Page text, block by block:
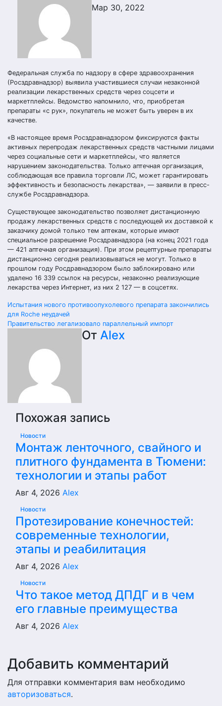
Мар 30, 2022
Федеральная служба по надзору в сфере здравоохранения
(Росздравнадзор) выявила участившиеся случаи незаконной
реализации лекарственных средств через соцсети и
маркетплейсы. Ведомство напомнило, что, приобретая
препараты «с рук», покупатель не может быть уверен в их
качестве.
«В настоящее время Росздравнадзором фиксируются факты
активных перепродаж лекарственных средств частными лицами
через социальные сети и маркетплейсы, что является
нарушением законодательства. Только аптечная организация,
соблюдающая все правила торговли ЛС, может гарантировать
эффективность и безопасность лекарства», — заявили в пресс-
службе Росздравнадзора.
Существующее законодательство позволяет дистанционную
продажу лекарственных средств с последующей их доставкой к
заказчику домой только тем аптекам, которые имеют
специальное разрешение Росздравнадзора (на конец 2021 года
— 421 аптечная организация). При этом рецептурные препараты
дистанционно сегодня реализовываться не могут. Только в
прошлом году Росдравнадзором было заблокировано или
удалено 16 339 ссылок на ресурсы, незаконно реализующие
лекарства через Интернет, из них 2 127 — в соцсетях.
Навигация
по
записям
Испытания нового противоопухолевого препарата закончились
для Roche неудачей
Правительство легализовало параллельный импорт
От Alex
Похожая запись
Новости
Монтаж ленточного, свайного и
плитного фундамента в Тюмени:
технологии и этапы работ
Авг 4, 2026 Alex
Новости
Протезирование конечностей:
современные технологии,
этапы и реабилитация
Авг 4, 2026 Alex
Новости
Что такое метод ДПДГ и в чем
его главные преимущества
Авг 4, 2026 Alex
Добавить комментарий
Для отправки комментария вам необходимо
авторизоваться.